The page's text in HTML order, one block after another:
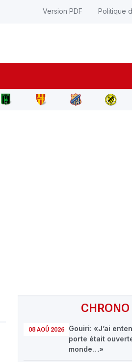
Version PDF Politique
CHRONO
08 AOÛ 2026
Gouiri: «J’ai
porte était
monde…»